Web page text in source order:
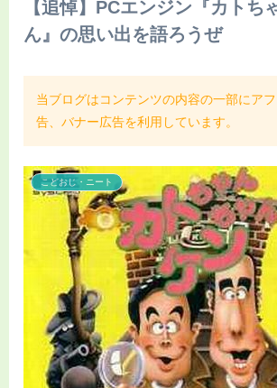
【追悼】PCエンジン『カトち
ん』の思い出を語ろうぜ
当ブログはコンテンツの内容の一部にア
告、バナー広告を利用しています。
こどおじ・ニート